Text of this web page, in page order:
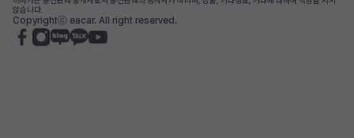
않습니다.
Copyrightⓒ eacar. All right reserved.